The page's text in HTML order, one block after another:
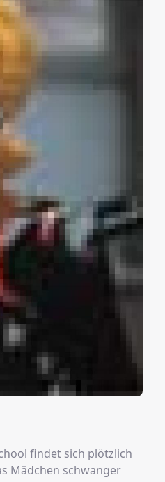
findet sich plötzlich
Mädchen schwanger